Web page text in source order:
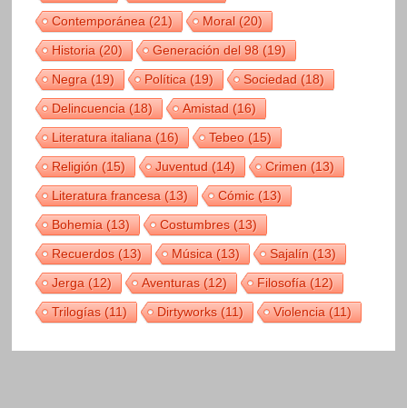
Contemporánea(21) Moral(20)
Historia(20) Generación del 98(19)
Negra(19) Política(19) Sociedad(18)
Delincuencia(18) Amistad(16)
Literatura italiana(16) Tebeo(15)
Religión(15) Juventud(14) Crimen(13)
Literatura francesa(13) Cómic(13)
Bohemia(13) Costumbres(13)
Recuerdos(13) Música(13) Sajalín(13)
Jerga(12) Aventuras(12) Filosofía(12)
Trilogías(11) Dirtyworks(11) Violencia(11)